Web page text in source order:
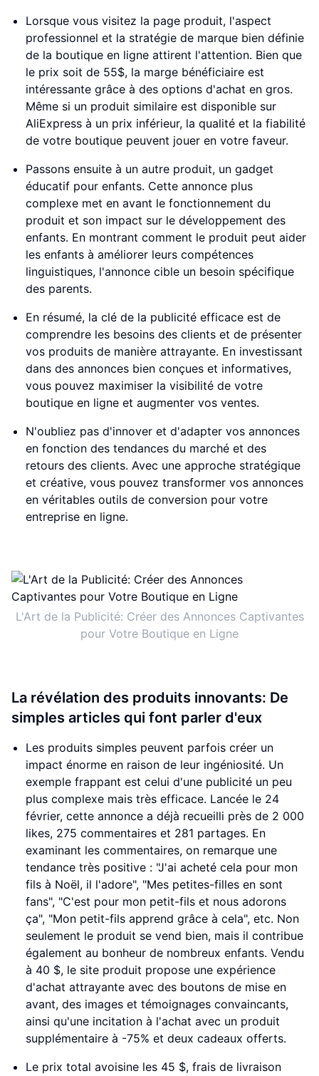
Lorsque vous visitez la page produit, l'aspect
professionnel et la stratégie de marque bien définie
de la boutique en ligne attirent l'attention. Bien que
le prix soit de 55$, la marge bénéficiaire est
intéressante grâce à des options d'achat en gros.
Même si un produit similaire est disponible sur
AliExpress à un prix inférieur, la qualité et la fiabilité
de votre boutique peuvent jouer en votre faveur.
Passons ensuite à un autre produit, un gadget
éducatif pour enfants. Cette annonce plus
complexe met en avant le fonctionnement du
produit et son impact sur le développement des
enfants. En montrant comment le produit peut aider
les enfants à améliorer leurs compétences
linguistiques, l'annonce cible un besoin spécifique
des parents.
En résumé, la clé de la publicité efficace est de
comprendre les besoins des clients et de présenter
vos produits de manière attrayante. En investissant
dans des annonces bien conçues et informatives,
vous pouvez maximiser la visibilité de votre
boutique en ligne et augmenter vos ventes.
N'oubliez pas d'innover et d'adapter vos annonces
en fonction des tendances du marché et des
retours des clients. Avec une approche stratégique
et créative, vous pouvez transformer vos annonces
en véritables outils de conversion pour votre
entreprise en ligne.
L'Art de la Publicité: Créer des Annonces Captivantes
pour Votre Boutique en Ligne
La révélation des produits innovants: De
simples articles qui font parler d'eux
Les produits simples peuvent parfois créer un
impact énorme en raison de leur ingéniosité. Un
exemple frappant est celui d'une publicité un peu
plus complexe mais très efficace. Lancée le 24
février, cette annonce a déjà recueilli près de 2 000
likes, 275 commentaires et 281 partages. En
examinant les commentaires, on remarque une
tendance très positive : "J'ai acheté cela pour mon
fils à Noël, il l'adore", "Mes petites-filles en sont
fans", "C'est pour mon petit-fils et nous adorons
ça", "Mon petit-fils apprend grâce à cela", etc. Non
seulement le produit se vend bien, mais il contribue
également au bonheur de nombreux enfants. Vendu
à 40 $, le site produit propose une expérience
d'achat attrayante avec des boutons de mise en
avant, des images et témoignages convaincants,
ainsi qu'une incitation à l'achat avec un produit
supplémentaire à -75% et deux cadeaux offerts.
Le prix total avoisine les 45 $, frais de livraison